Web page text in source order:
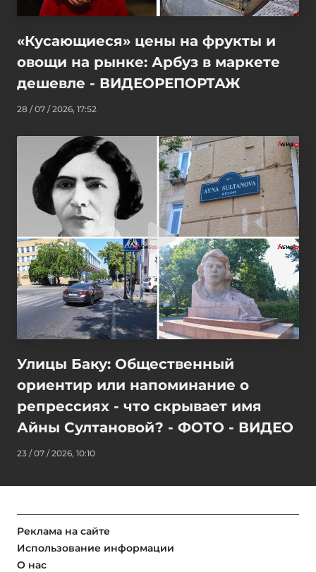
«Кусающиеся» цены на фрукты и
овощи на рынке: Арбуз в маркете
дешевле - ВИДЕОРЕПОРТАЖ
28 / 07 / 2026, 17:52
Улицы Баку: Общественный
ориентир или напоминание о
репрессиях - что скрывает имя
Айны Султановой? - ФОТО - ВИДЕО
23 / 07 / 2026, 10:10
Реклама на сайте
Использование информации
О нас